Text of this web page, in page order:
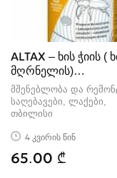
ALTAX – ხის ჭიის (
მღრნელის)
ანტისეპტიკური ინს
მშენებლობა და
საღებავები, ლაქები
თბილისი
4 კვირის წინ
65.00 ₾